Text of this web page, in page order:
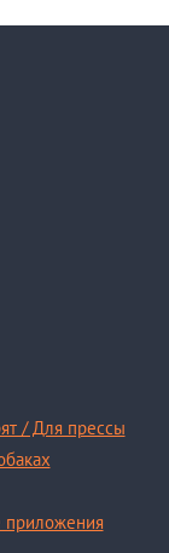
/ Для прессы